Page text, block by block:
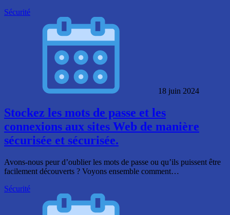
Sécurité
18 juin 2024
Stockez les mots de passe et les
connexions aux sites Web de manière
sécurisée et sécurisée.
Avons-nous peur d’oublier les mots de passe ou qu’ils puissent être
facilement découverts ? Voyons ensemble comment…
Sécurité